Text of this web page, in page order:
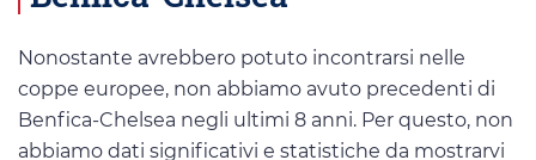
Nonostante avrebbero potuto incontrarsi nelle
coppe europee, non abbiamo avuto precedenti di
Benfica-Chelsea negli ultimi 8 anni. Per questo, non
abbiamo dati significativi e statistiche da mostrarvi